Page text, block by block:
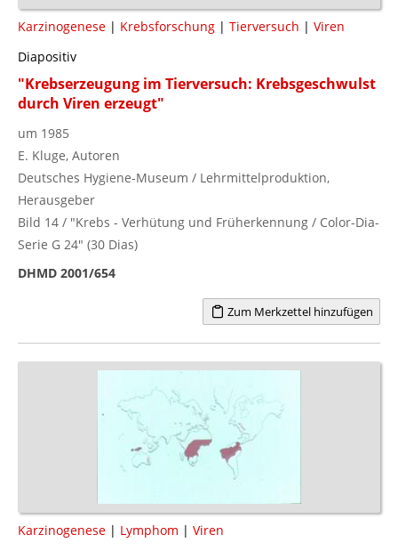
Karzinogenese | Krebsforschung | Tierversuch | Viren
Diapositiv
"Krebserzeugung im Tierversuch: Krebsgeschwulst
durch Viren erzeugt"
um 1985
E. Kluge, Autoren
Deutsches Hygiene-Museum / Lehrmittelproduktion,
Herausgeber
Bild 14 / "Krebs - Verhütung und Früherkennung / Color-Dia-
Serie G 24" (30 Dias)
DHMD 2001/654
Zum Merkzettel hinzufügen
Karzinogenese | Lymphom | Viren